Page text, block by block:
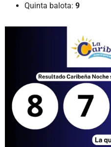
Quinta balota: 9